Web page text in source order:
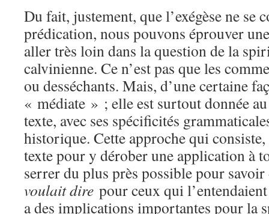
Du fait, justement, que l’exégèse ne se
prédication, nous pouvons éprouver
aller très loin dans la question de la
calvinienne. Ce n’est pas que les
ou desséchants. Mais, d’une certaine
« médiate » ; elle est surtout donnée
texte, avec ses spécificités
historique. Cette approche qui
texte pour y dérober une application à
serrer du plus près possible pour savoir
voulait dire pour ceux qui
a des implications importantes pour la